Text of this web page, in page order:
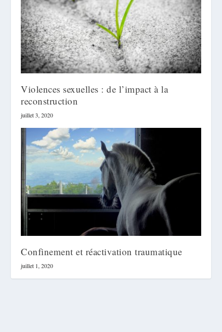
Violences sexuelles : de l’impact à la
reconstruction
juillet 3, 2020
Confinement et réactivation traumatique
juillet 1, 2020